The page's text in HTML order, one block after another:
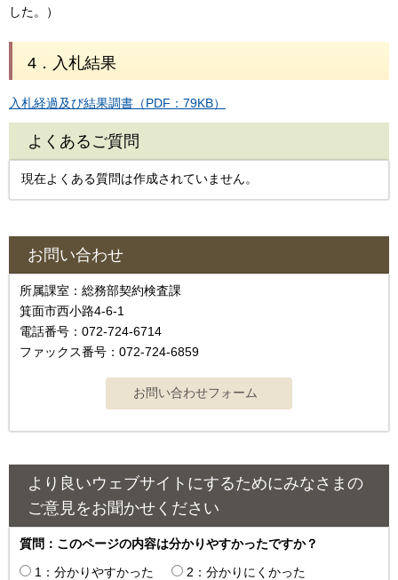
した。）
4．入札結果
入札経過及び結果調書（PDF：79KB）
よくあるご質問
現在よくある質問は作成されていません。
お問い合わせ
所属課室：総務部契約検査課
箕面市西小路4‐6‐1
電話番号：072-724-6714
ファックス番号：072-724-6859
より良いウェブサイトにするためにみなさまの
ご意見をお聞かせください
質問：このページの内容は分かりやすかったですか？
1：分かりやすかった
2：分かりにくかった